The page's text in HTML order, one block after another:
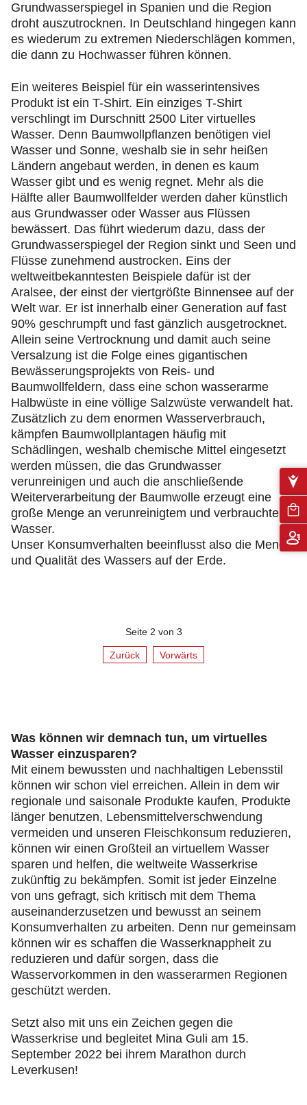
Grundwasserspiegel in Spanien und die Region
droht auszutrocknen. In Deutschland hingegen kann
es wiederum zu extremen Niederschlägen kommen,
die dann zu Hochwasser führen können.
Ein weiteres Beispiel für ein wasserintensives
Produkt ist ein T-Shirt. Ein einziges T-Shirt
verschlingt im Durschnitt 2500 Liter virtuelles
Wasser. Denn Baumwollpflanzen benötigen viel
Wasser und Sonne, weshalb sie in sehr heißen
Ländern angebaut werden, in denen es kaum
Wasser gibt und es wenig regnet. Mehr als die
Hälfte aller Baumwollfelder werden daher künstlich
aus Grundwasser oder Wasser aus Flüssen
bewässert. Das führt wiederum dazu, dass der
Grundwasserspiegel der Region sinkt und Seen und
Flüsse zunehmend austrocken. Eins der
weltweitbekanntesten Beispiele dafür ist der
Aralsee, der einst der viertgrößte Binnensee auf der
Welt war. Er ist innerhalb einer Generation auf fast
90% geschrumpft und fast gänzlich ausgetrocknet.
Allein seine Vertrocknung und damit auch seine
Versalzung ist die Folge eines gigantischen
Bewässerungsprojekts von Reis- und
Baumwollfeldern, dass eine schon wasserarme
Halbwüste in eine völlige Salzwüste verwandelt hat.
Zusätzlich zu dem enormen Wasserverbrauch,
kämpfen Baumwollplantagen häufig mit
Schädlingen, weshalb chemische Mittel eingesetzt
werden müssen, die das Grundwasser
verunreinigen und auch die anschließende
Weiterverarbeitung der Baumwolle erzeugt eine
große Menge an verunreinigtem und verbrauchtem
Wasser.
Unser Konsumverhalten beeinflusst also die Menge
und Qualität des Wassers auf der Erde.
Seite 2 von 3
Zurück Vorwärts
Was können wir demnach tun, um virtuelles
Wasser einzusparen?
Mit einem bewussten und nachhaltigen Lebensstil
können wir schon viel erreichen. Allein in dem wir
regionale und saisonale Produkte kaufen, Produkte
länger benutzen, Lebensmittelverschwendung
vermeiden und unseren Fleischkonsum reduzieren,
können wir einen Großteil an virtuellem Wasser
sparen und helfen, die weltweite Wasserkrise
zukünftig zu bekämpfen. Somit ist jeder Einzelne
von uns gefragt, sich kritisch mit dem Thema
auseinanderzusetzen und bewusst an seinem
Konsumverhalten zu arbeiten. Denn nur gemeinsam
können wir es schaffen die Wasserknappheit zu
reduzieren und dafür sorgen, dass die
Wasservorkommen in den wasserarmen Regionen
geschützt werden.
Setzt also mit uns ein Zeichen gegen die
Wasserkrise und begleitet Mina Guli am 15.
September 2022 bei ihrem Marathon durch
Leverkusen!